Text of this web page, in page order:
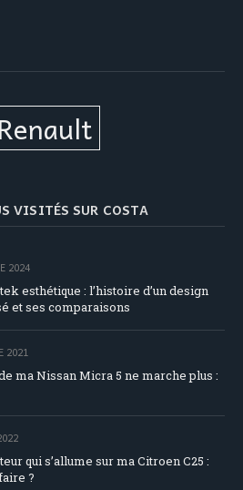
Renault
VISITÉS SUR COSTA
2024
esthétique : l’histoire d’un design
et ses comparaisons
2021
ma Nissan Micra 5 ne marche plus :
qui s’allume sur ma Citroen C25 :
?